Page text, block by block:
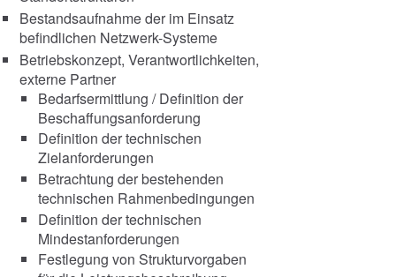
Bestandsaufnahme der im Einsatz
befindlichen Netzwerk-Systeme
Betriebskonzept, Verantwortlichkeiten,
externe Partner
Bedarfsermittlung / Definition der
Beschaffungsanforderung
Definition der technischen
Zielanforderungen
Betrachtung der bestehenden
technischen Rahmenbedingungen
Definition der technischen
Mindestanforderungen
Festlegung von Strukturvorgaben